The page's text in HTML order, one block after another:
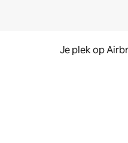
Je plek op